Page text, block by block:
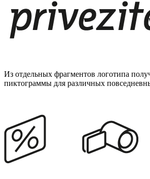
Из отдельных фрагментов логотипа
пиктограммы для различных